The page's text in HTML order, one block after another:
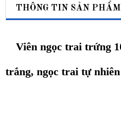
THÔNG TIN SẢN PHẨM
Viên ngọc trai trứng
trắng, ngọc trai tự